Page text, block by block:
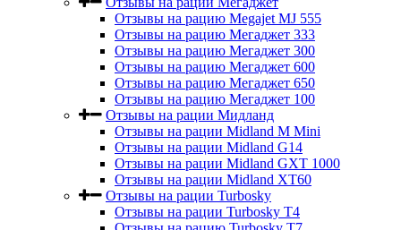
Отзывы на рацию Megajet MJ 555
Отзывы на рацию Мегаджет 333
Отзывы на рацию Мегаджет 300
Отзывы на рацию Мегаджет 600
Отзывы на рацию Мегаджет 650
Отзывы на рацию Мегаджет 100
Отзывы на рации Мидланд
Отзывы на рации Midland M Mini
Отзывы на рации Midland G14
Отзывы на рации Midland GXT 1000
Отзывы на рации Midland XT60
Отзывы на рации Turbosky
Отзывы на рации Turbosky T4